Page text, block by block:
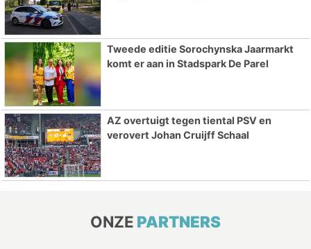
Tweede editie Sorochynska Jaarmarkt
komt er aan in Stadspark De Parel
AZ overtuigt tegen tiental PSV en
verovert Johan Cruijff Schaal
ONZE PARTNERS